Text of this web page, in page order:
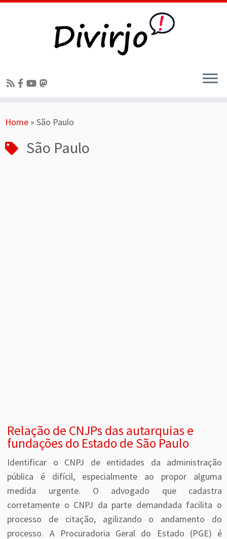
toHome » São Paulo
São Paulo
Relação de CNJPs das autarquias e
fundações do Estado de São Paulo
Identificar o CNPJ de entidades da administração
pública é difícil, especialmente ao propor alguma
medida urgente. O advogado que cadastra
corretamente o CNPJ da parte demandada facilita o
processo de citação, agilizando o andamento do
processo. A Procuradoria Geral do Estado (PGE) é